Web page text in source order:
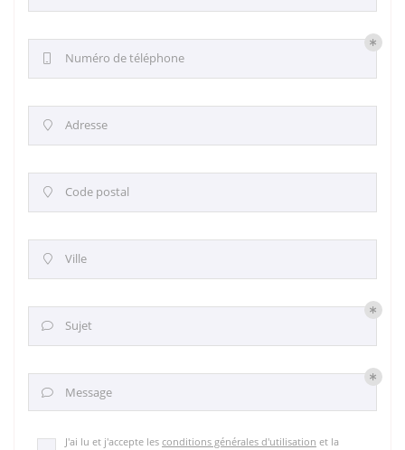
Numéro de téléphone
 Adresse
 Code postal
 Ville
 Sujet
 Message
J'ai lu et j'accepte les conditions générales d'utilisation et la